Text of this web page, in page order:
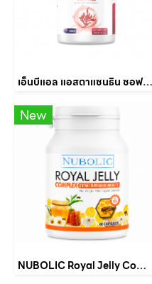
เอ็นบีแอล แอสตาแซนธิน ซอฟเจล (30 แคปซูล)
New
NUBOLIC Royal Jelly Complex นมผึ้ง 1650 mg (40 แคปซูล)